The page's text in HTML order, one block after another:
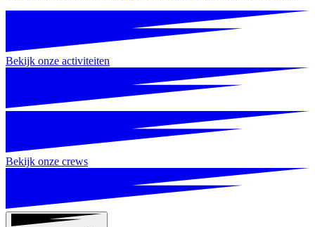
Bekijk onze activiteiten
Bekijk onze crews